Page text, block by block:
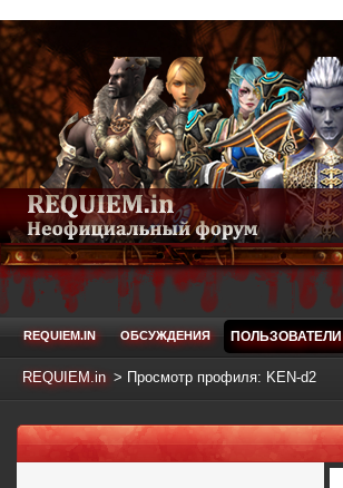
REQUIEM.IN ОБСУЖДЕНИЯ ПОЛЬЗОВАТЕЛИ
REQUIEM.in > Просмотр профиля: KEN-d2